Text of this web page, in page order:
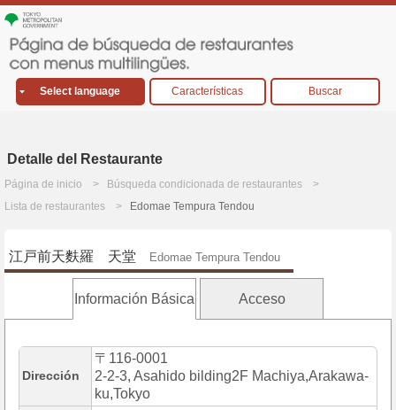
Select language Características Buscar
Detalle del Restaurante
Página de inicio
Búsqueda condicionada de restaurantes
Lista de restaurantes
Edomae Tempura Tendou
江戸前天麩羅 天堂 Edomae Tempura Tendou
Información Básica Acceso
Dirección
〒116-0001
2-2-3, Asahido bilding2F Machiya,Arakawa-
ku,Tokyo